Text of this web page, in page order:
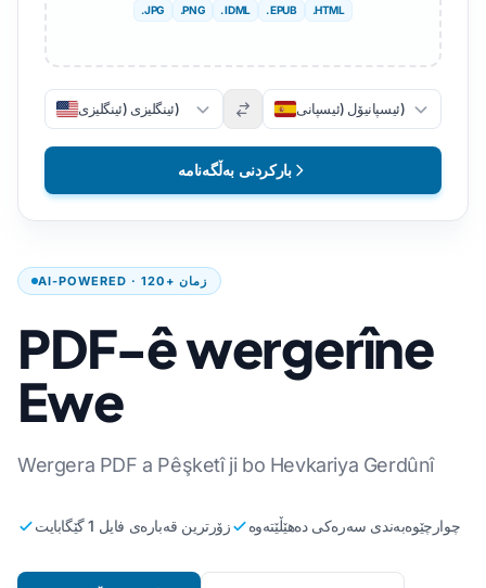
AI-POWERED · 120+ زمان
PDF-ê wergerîne
Ewe
Wergera PDF a Pêşketî ji bo Hevkariya Gerdûnî
زۆرترین قەبارەی فایل 1 گێگابایت چوارچێوەبەندی سەرەکی دەهێڵێتەوە
.JPG
.PNG . IDML . EPUB .HTML
ئینگلیزی (ئینگلیزی) ئیسپانیۆل (ئیسپانی)
بارکردنی بەڵگەنامە